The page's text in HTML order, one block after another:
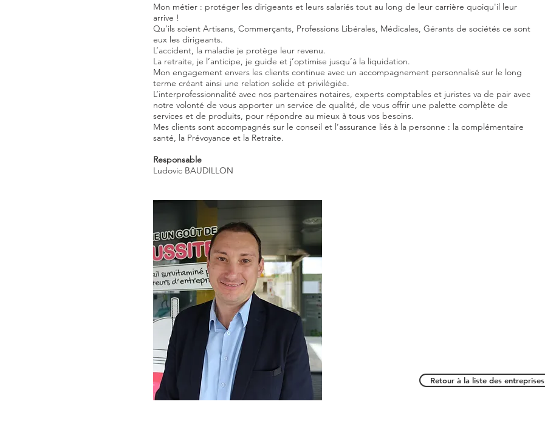
Mon métier : protéger les dirigeants et leurs salariés tout au long de leur carrière quoiqu'il leur
arrive !
Qu’ils soient Artisans, Commerçants, Professions Libérales, Médicales, Gérants de sociétés ce sont
eux les dirigeants.
L’accident, la maladie je protège leur revenu.
La retraite, je l’anticipe, je guide et j’optimise jusqu’à la liquidation.
Mon engagement envers les clients continue avec un accompagnement personnalisé sur le long
terme créant ainsi une relation solide et privilégiée.
L’interprofessionnalité avec nos partenaires notaires, experts comptables et juristes va de pair avec
notre volonté de vous apporter un service de qualité, de vous offrir une palette complète de
services et de produits, pour répondre au mieux à tous vos besoins.
Mes clients sont accompagnés sur le conseil et l’assurance liés à la personne : la complémentaire
santé, la Prévoyance et la Retraite.
Responsable
Ludovic BAUDILLON
Retour à la liste des entreprises